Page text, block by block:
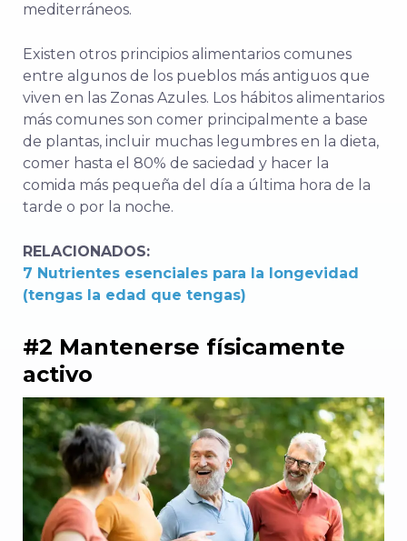
mediterráneos.
Existen otros principios alimentarios comunes
entre algunos de los pueblos más antiguos que
viven en las Zonas Azules. Los hábitos alimentarios
más comunes son comer principalmente a base
de plantas, incluir muchas legumbres en la dieta,
comer hasta el 80% de saciedad y hacer la
comida más pequeña del día a última hora de la
tarde o por la noche.
RELACIONADOS:
7 Nutrientes esenciales para la longevidad
(tengas la edad que tengas)
#2 Mantenerse físicamente
activo